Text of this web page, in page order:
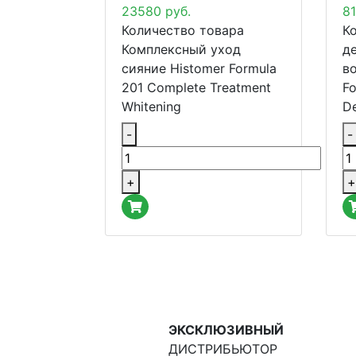
23580 руб.
Количество товара
Комплексный уход
сияние Histomer Formula
201 Complete Treatment
Whitening
-
+
-
+
ЭКСКЛЮЗИВНЫЙ
ДИСТРИБЬЮТОР